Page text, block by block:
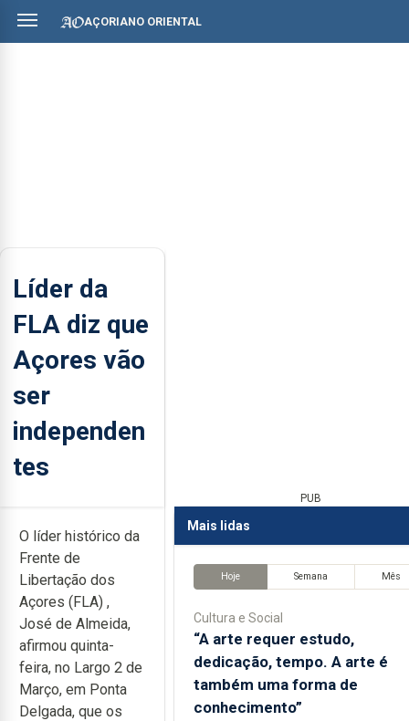
AÇORIANO ORIENTAL
Líder da
FLA diz que
Açores vão
ser
independen
tes
O líder histórico da
Frente de
Libertação dos
Açores (FLA) ,
José de Almeida,
afirmou quinta-
feira, no Largo 2 de
Março, em Ponta
Delgada, que os
PUB
Mais lidas
Hoje Semana Mês
Cultura e Social
“A arte requer estudo,
dedicação, tempo. A arte é
também uma forma de
conhecimento”